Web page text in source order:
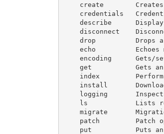
create
credentials
describe
disconnect
drop          Drops
echo          Echoes
encoding      Gets/
get           Gets
index
install
logging
ls            Lists
migrate
patch         Patch
put           Puts